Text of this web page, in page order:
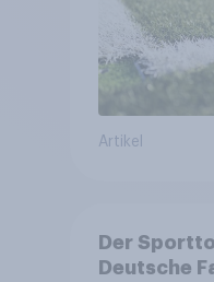
Artikel
Der
Deutsche